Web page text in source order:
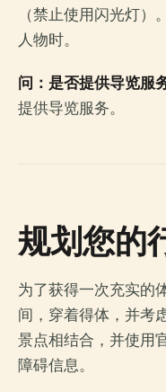
（禁止使用闪光灯
人物时。
问：是否提供导览服
提供导览服务。
规划您的
为了获得一次充实的
间，穿着得体，并考
景点相结合，并使用
障碍信息。